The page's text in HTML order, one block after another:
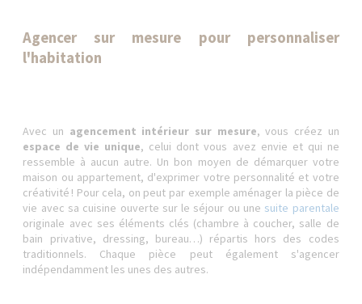
Agencer sur mesure pour personnaliser
l'habitation
Avec un agencement intérieur sur mesure, vous créez un
espace de vie unique, celui dont vous avez envie et qui ne
ressemble à aucun autre. Un bon moyen de démarquer votre
maison ou appartement, d'exprimer votre personnalité et votre
créativité ! Pour cela, on peut par exemple aménager la pièce de
vie avec sa cuisine ouverte sur le séjour ou une suite parentale
originale avec ses éléments clés (chambre à coucher, salle de
bain privative, dressing, bureau…) répartis hors des codes
traditionnels. Chaque pièce peut également s'agencer
indépendamment les unes des autres.